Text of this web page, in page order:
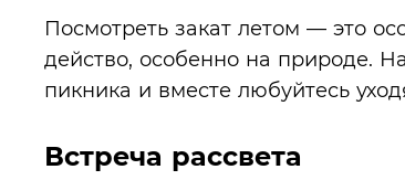
Посмотреть закат летом — это
действо, особенно на природе.
пикника и вместе любуйтесь
Встреча рассвета